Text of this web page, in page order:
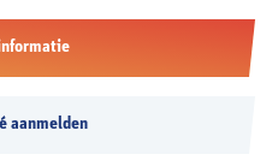
aanmelden